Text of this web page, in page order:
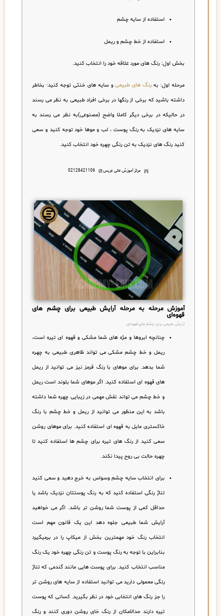
استفاده از سایه چشم
استفاده از خط چشم و ریمل
بخش اول: رنگ های مورد علاقه خود را انتخاب کنید.
مرحله اول: به رنگ های طبیعیو سایه های خنثی توجه کنید: بخاطر
داشته باشید که برخی از رنگها در برخی افراد طبیعی به نظر می رسند
در حالیکه در برخی دیگر کاملا واضح (مصنوعی)به نظر می رسند به
سایه های نزدیک به رنگ پوست ، لب و موها خود توجه کنید و سعی
کنید رنگ های نزدیک به تن رنگی چهره خود انتخاب کنید.
مرکز آموزش عالی عریس 02128421106
آموزش مرحله به مرحله آرایش طبیعی برای چشم های
قهوه‌ای
آرایش طبیعی برای چشم های قهوه‌ای
چنانچه ابروها و مژه های شما مشکی و قهوه ای تیره است،
ریمل و خط چشم مشکی می تواند ظاهری طبیعی به چهره
شما بدهد. برای موهای با رنگ قرمز نیز می توانید از ریمل
های قهوه ای استفاده کنید. اگر موهای شما بلوند است ریمل
و خط چشم می تواند نقش مهمی در زیبایی چهره شما داشته
باشد به این منظور می توانید از ریمل و خط چشم با رنگ
خاکستری مایل به قهوه ای استفاده کنید. برای موهای روشن
سعی کنید از رنگ های تیره برای چشم ها استفاده کنید تا
چهره حالت بی روح پیدا نکند.
برای انتخاب سایه چشم وسواس به خرج دهید و سعی کنید
تناژ رنگی استفاده کنید که به رنگ پوستتان نزدیک باشد یا
حداقل کمی از پوست شما روشن تر باشد. اگر می خواهید
آرایش شما طبیعی جلوه دهد این یک قانون مهم است
انتخاب رنگ خود مهمترین بخش از میکاپ را در برمیگیرد
بنابراین با توجه به رنگ پوست و تن رنگی چهره خود یک رنگ
مناسب انتخاب کنید. برای پوست هایی مانند گندمی که تناژ
رنگی معمولی دارید می توانید استفاده از سایه های روشن تر
را جز رنگ های انتخابی خود در نظر بگیرید. کسانی که پوست
تیره دارند حدالامکان از رنگ خای روشن دوری کنند و رنگ